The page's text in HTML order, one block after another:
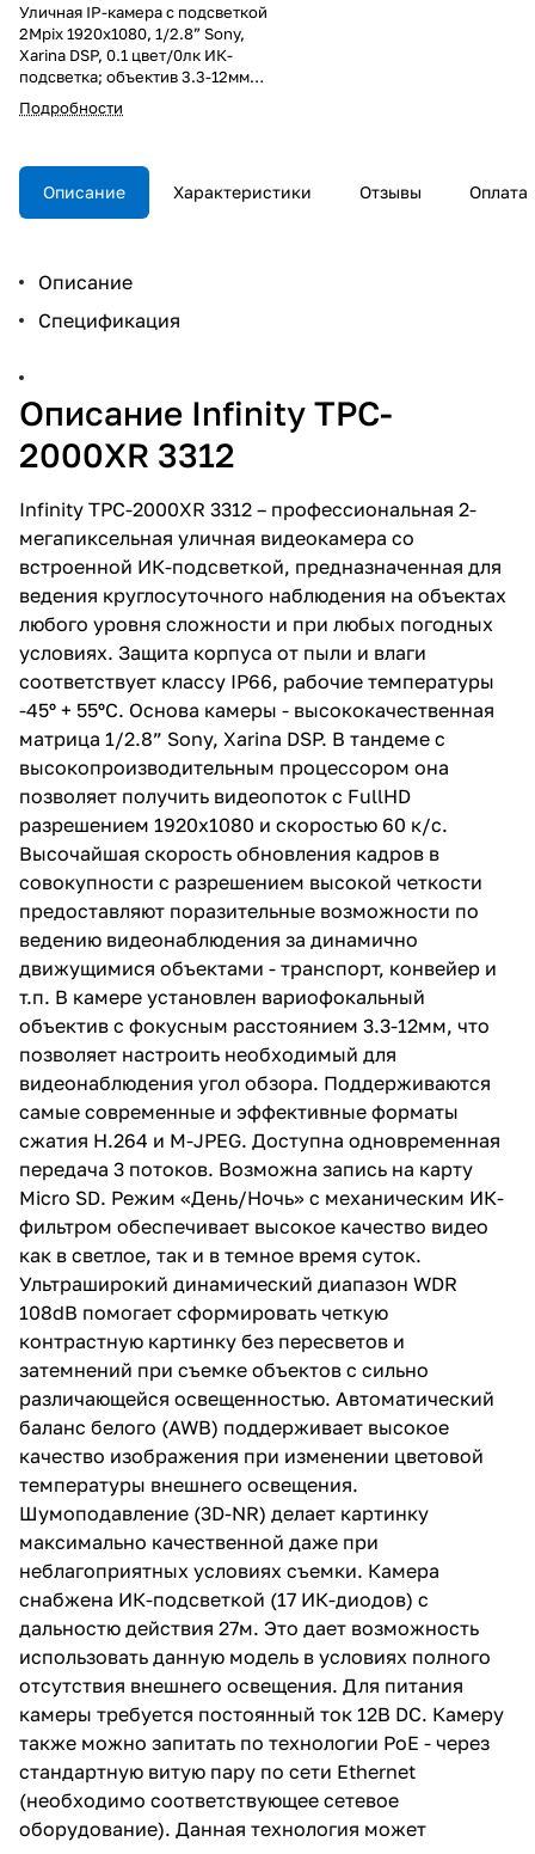
Уличная IP-камера с подсветкой
2Mpix 1920x1080, 1/2.8” Sony,
Xarina DSP, 0.1 цвет/0лк ИК-
подсветка; объектив 3.3-12мм,
мех.ИК-фильтр, ИК-подсветка
27м, 60 к/с при разрешении
детектор движения wLine,
ультраширокий динамический
диапазон WDR 108dB, 3D-DNR,
8.4W, 377х110 мм, 1650 гр.
Подробности
Описание Характеристики Отзывы Оплата
Описание
Спецификация
Описание Infinity TPC-
2000XR 3312
Infinity TPC-2000XR 3312 – профессиональная 2-
мегапиксельная уличная видеокамера со
встроенной ИК-подсветкой, предназначенная для
ведения круглосуточного наблюдения на объектах
любого уровня сложности и при любых погодных
условиях. Защита корпуса от пыли и влаги
соответствует классу IP66, рабочие температуры
-45º + 55ºС. Основа камеры - высококачественная
матрица 1/2.8” Sony, Xarina DSP. В тандеме с
высокопроизводительным процессором она
позволяет получить видеопоток с FullHD
разрешением 1920х1080 и скоростью 60 к/с.
Высочайшая скорость обновления кадров в
совокупности с разрешением высокой четкости
предоставляют поразительные возможности по
ведению видеонаблюдения за динамично
движущимися объектами - транспорт, конвейер и
т.п. В камере установлен вариофокальный
объектив с фокусным расстоянием 3.3-12мм, что
позволяет настроить необходимый для
видеонаблюдения угол обзора. Поддерживаются
самые современные и эффективные форматы
сжатия H.264 и M-JPEG. Доступна одновременная
передача 3 потоков. Возможна запись на карту
Micro SD. Режим «День/Ночь» с механическим ИК-
фильтром обеспечивает высокое качество видео
как в светлое, так и в темное время суток.
Ультраширокий динамический диапазон WDR
108dB помогает сформировать четкую
контрастную картинку без пересветов и
затемнений при съемке объектов с сильно
различающейся освещенностью. Автоматический
баланс белого (AWB) поддерживает высокое
качество изображения при изменении цветовой
температуры внешнего освещения.
Шумоподавление (3D-NR) делает картинку
максимально качественной даже при
неблагоприятных условиях съемки. Камера
снабжена ИК-подсветкой (17 ИК-диодов) с
дальностю действия 27м. Это дает возможность
использовать данную модель в условиях полного
отсутствия внешнего освещения. Для питания
камеры требуется постоянный ток 12В DC. Камеру
также можно запитать по технологии PoE - через
стандартную витую пару по сети Ethernet
(необходимо соответствующее сетевое
оборудование). Данная технология может